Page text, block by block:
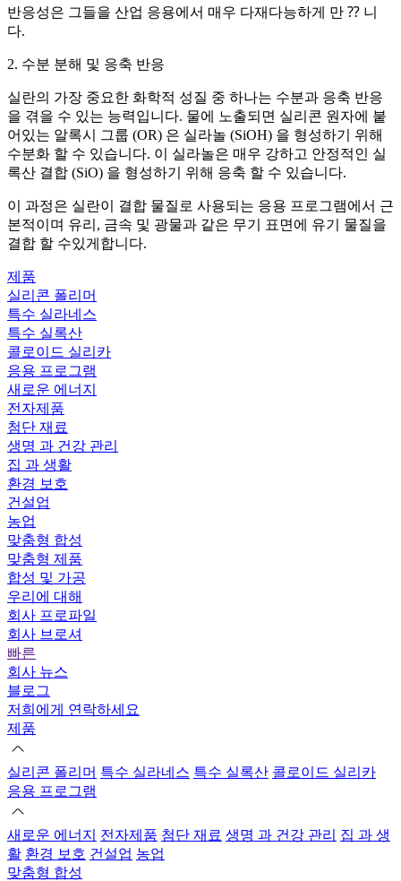
반응성은 그들을 산업 응용에서 매우 다재다능하게 만 ⁇ 니
다.
2. 수분 분해 및 응축 반응
실란의 가장 중요한 화학적 성질 중 하나는 수분과 응축 반응
을 겪을 수 있는 능력입니다. 물에 노출되면 실리콘 원자에 붙
어있는 알록시 그룹 (OR) 은 실라놀 (SiOH) 을 형성하기 위해
수분화 할 수 있습니다. 이 실라놀은 매우 강하고 안정적인 실
록산 결합 (SiO) 을 형성하기 위해 응축 할 수 있습니다.
이 과정은 실란이 결합 물질로 사용되는 응용 프로그램에서 근
본적이며 유리, 금속 및 광물과 같은 무기 표면에 유기 물질을
결합 할 수있게합니다.
제품
실리콘 폴리머
특수 실라네스
특수 실록산
콜로이드 실리카
응용 프로그램
새로운 에너지
전자제품
첨단 재료
생명 과 건강 관리
집 과 생활
환경 보호
건설업
농업
맞춤형 합성
맞춤형 제품
합성 및 가공
우리에 대해
회사 프로파일
회사 브로셔
빠른
회사 뉴스
블로그
저희에게 연락하세요
제품
실리콘 폴리머 특수 실라네스 특수 실록산 콜로이드 실리카
응용 프로그램
새로운 에너지 전자제품 첨단 재료 생명 과 건강 관리 집 과 생
활 환경 보호 건설업 농업
맞춤형 합성